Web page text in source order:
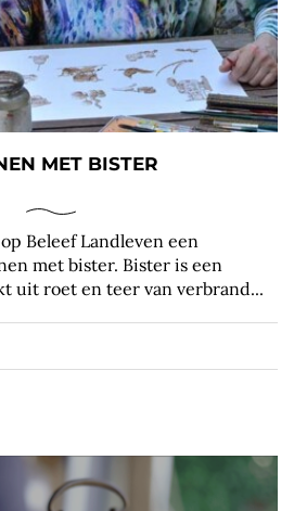
MET BISTER
Beleef Landleven een
met bister. Bister is een
uit roet en teer van verbrand...